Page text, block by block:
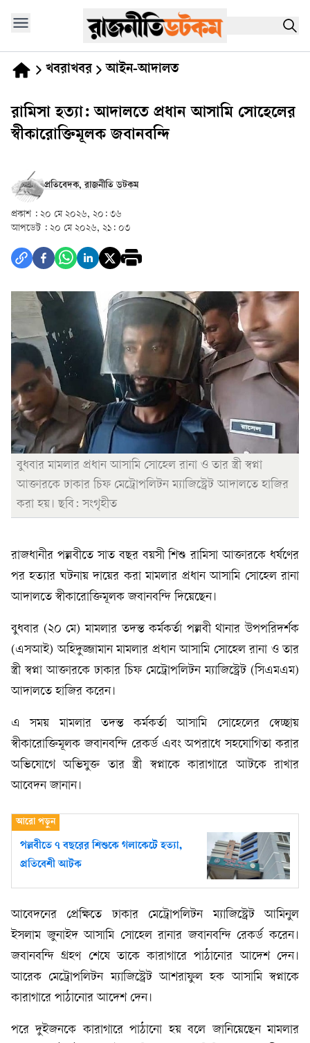
খবরাখবর আইন-আদালত
রামিসা হত্যা: আদালতে প্রধান আসামি সোহেলের
স্বীকারোক্তিমূলক জবানবন্দি
প্রতিবেদক, রাজনীতি ডটকম
প্রকাশ : ২০ মে ২০২৬, ২০: ৩৬
আপডেট : ২০ মে ২০২৬, ২১: ০৩
বুধবার মামলার প্রধান আসামি সোহেল রানা ও তার স্ত্রী স্বপ্না
আক্তারকে ঢাকার চিফ মেট্রোপলিটন ম্যাজিস্ট্রেট আদালতে হাজির
করা হয়। ছবি: সংগৃহীত
রাজধানীর পল্লবীতে সাত বছর বয়সী শিশু রামিসা আক্তারকে ধর্ষণের
পর হত্যার ঘটনায় দায়ের করা মামলার প্রধান আসামি সোহেল রানা
আদালতে স্বীকারোক্তিমূলক জবানবন্দি দিয়েছেন।
বুধবার (২০ মে) মামলার তদন্ত কর্মকর্তা পল্লবী থানার উপপরিদর্শক
(এসআই) অহিদুজ্জামান মামলার প্রধান আসামি সোহেল রানা ও তার
স্ত্রী স্বপ্না আক্তারকে ঢাকার চিফ মেট্রোপলিটন ম্যাজিস্ট্রেট (সিএমএম)
আদালতে হাজির করেন।
এ সময় মামলার তদন্ত কর্মকর্তা আসামি সোহেলের স্বেচ্ছায়
স্বীকারোক্তিমূলক জবানবন্দি রেকর্ড এবং অপরাধে সহযোগিতা করার
অভিযোগে অভিযুক্ত তার স্ত্রী স্বপ্নাকে কারাগারে আটকে রাখার
আবেদন জানান।
পল্লবীতে ৭ বছরের শিশুকে গলাকেটে হত্যা,
প্রতিবেশী আটক
আবেদনের প্রেক্ষিতে ঢাকার মেট্রোপলিটন ম্যাজিস্ট্রেট আমিনুল
ইসলাম জুনাইদ আসামি সোহেল রানার জবানবন্দি রেকর্ড করেন।
জবানবন্দি গ্রহণ শেষে তাকে কারাগারে পাঠানোর আদেশ দেন।
আরেক মেট্রোপলিটন ম্যাজিস্ট্রেট আশরাফুল হক আসামি স্বপ্নাকে
কারাগারে পাঠানোর আদেশ দেন।
পরে দুইজনকে কারাগারে পাঠানো হয় বলে জানিয়েছেন মামলার